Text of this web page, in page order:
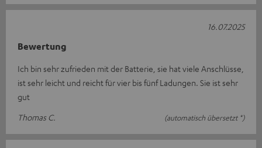
Bewertung
Ich bin sehr zufrieden mit der Batterie, sie hat viele Anschlüsse,
ist sehr leicht und reicht für vier bis fünf Ladungen. Sie ist sehr
gut
Thomas C.
(automatisch übersetzt *)
16.07.2025